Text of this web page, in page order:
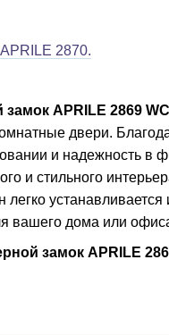
2870.
замок APRILE 2869
двери.
и надежность
и стильного
легко
вашего дома или
замок APRILE